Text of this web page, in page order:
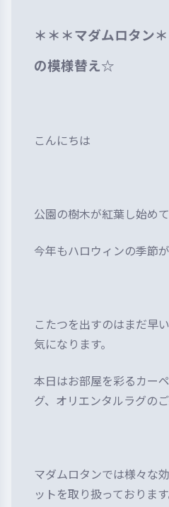
＊＊＊マダムロタン
の模様替え☆
こんにちは
公園の樹木が紅葉し始めて
今年もハロウィンの季節が
こたつを出すのはまだ早
気になります。
本日はお部屋を彩るカー
グ、オリエンタルラグのご
マダムロタンでは様々な
ットを取り扱っております